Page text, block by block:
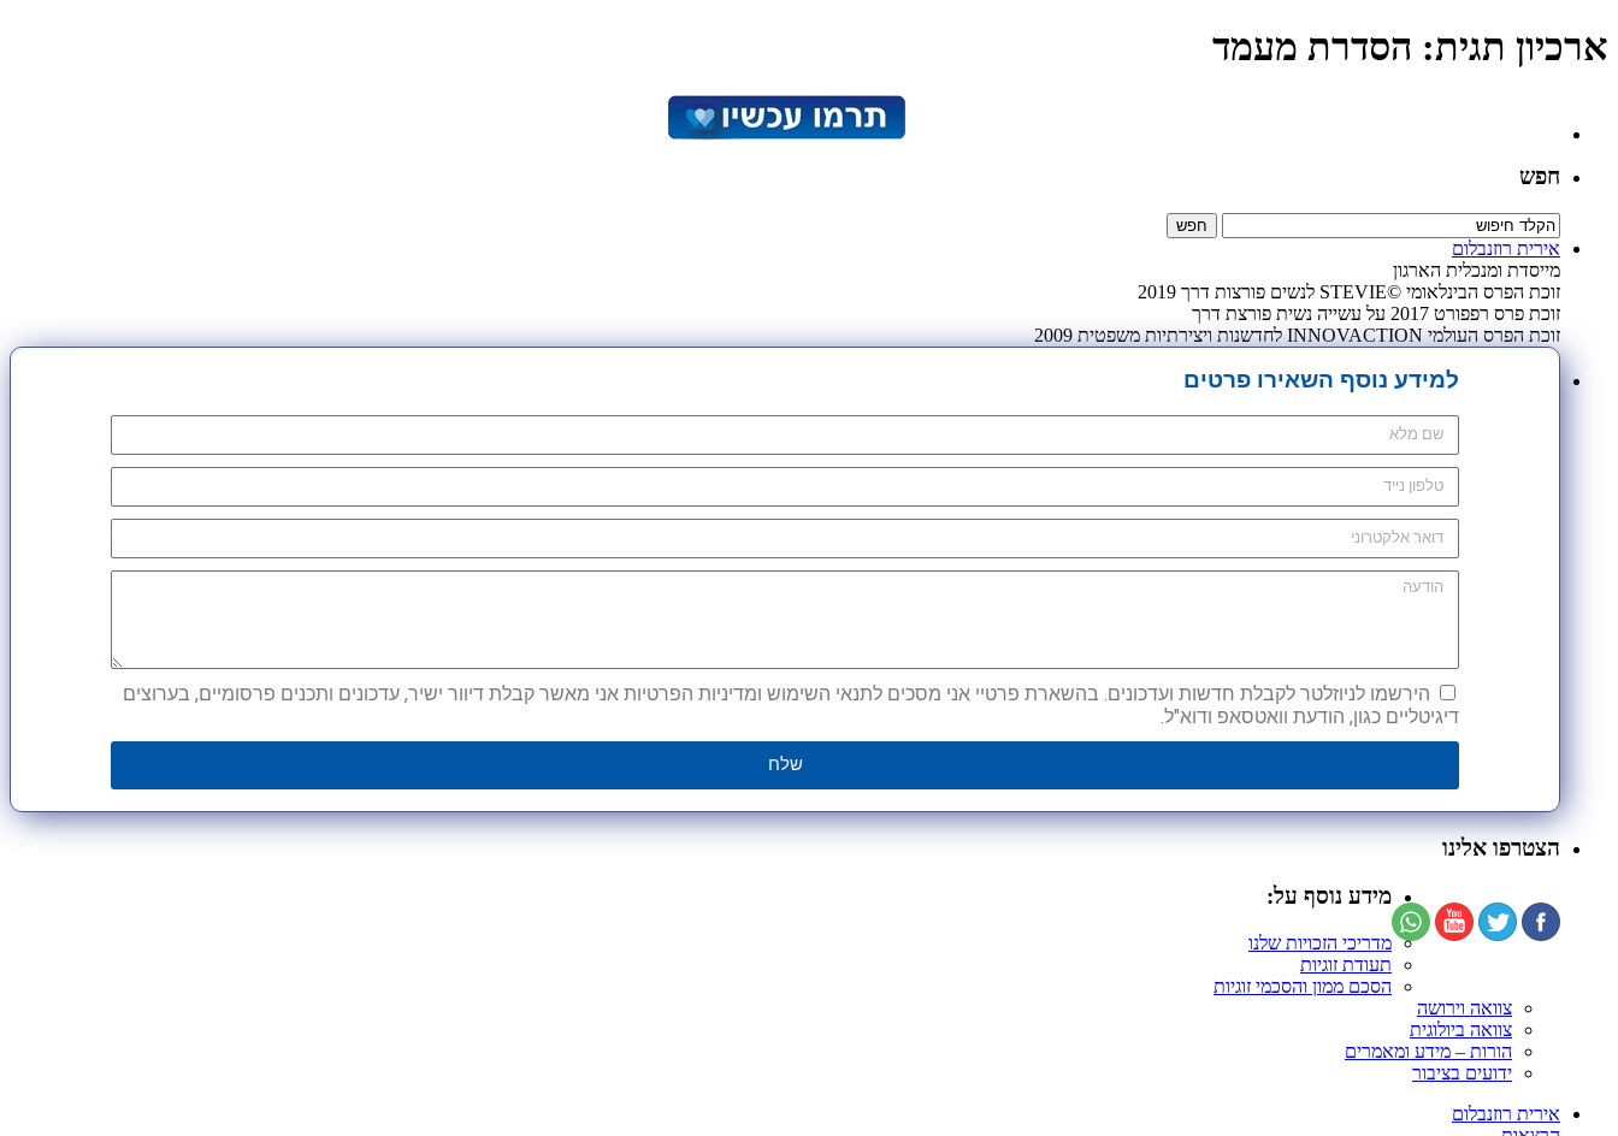
ארכיון תגית: הסדרת מעמד
חפש
אירית רוזנבלום
מייסדת ומנכלית הארגון
זוכת הפרס הבינלאומי ©STEVIE לנשים פורצות דרך 2019
זוכת פרס רפפורט 2017 על עשייה נשית פורצת דרך
זוכת הפרס העולמי INNOVACTION לחדשנות ויצירתיות משפטית 2009
למידע נוסף השאירו פרטים
הירשמו לניוזלטר לקבלת חדשות ועדכונים. בהשארת פרטיי אני מסכים לתנאי השימוש ומדיניות הפרטיות אני מאשר קבלת דיוור ישיר, עדכונים ותכנים פרסומיים, בערוצים
דיגיטליים כגון, הודעת וואטסאפ ודוא"ל.
שלח
הצטרפו אלינו
מידע נוסף על:
מדריכי הזכויות שלנו
תעודת זוגיות
הסכם ממון והסכמי זוגיות
צוואה וירושה
צוואה ביולוגית
הורות – מידע ומאמרים
ידועים בציבור
אירית רוזנבלום